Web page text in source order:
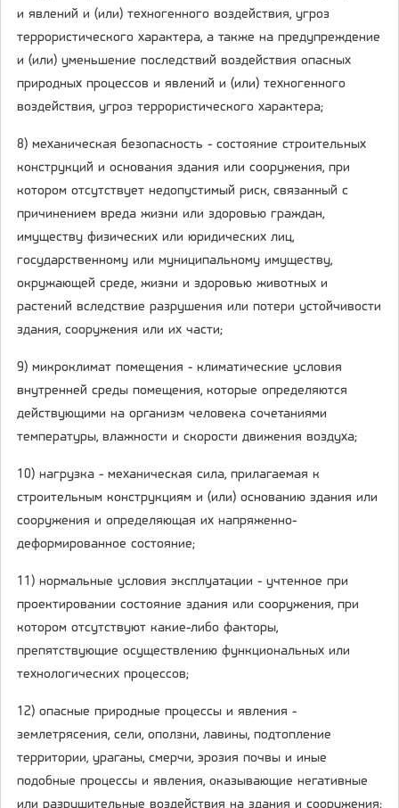
и явлений и (или) техногенного воздействия, угроз
террористического характера, а также на предупреждение
и (или) уменьшение последствий воздействия опасных
природных процессов и явлений и (или) техногенного
воздействия, угроз террористического характера;
8) механическая безопасность - состояние строительных
конструкций и основания здания или сооружения, при
котором отсутствует недопустимый риск, связанный с
причинением вреда жизни или здоровью граждан,
имуществу физических или юридических лиц,
государственному или муниципальному имуществу,
окружающей среде, жизни и здоровью животных и
растений вследствие разрушения или потери устойчивости
здания, сооружения или их части;
9) микроклимат помещения - климатические условия
внутренней среды помещения, которые определяются
действующими на организм человека сочетаниями
температуры, влажности и скорости движения воздуха;
10) нагрузка - механическая сила, прилагаемая к
строительным конструкциям и (или) основанию здания или
сооружения и определяющая их напряженно-
деформированное состояние;
11) нормальные условия эксплуатации - учтенное при
проектировании состояние здания или сооружения, при
котором отсутствуют какие-либо факторы,
препятствующие осуществлению функциональных или
технологических процессов;
12) опасные природные процессы и явления -
землетрясения, сели, оползни, лавины, подтопление
территории, ураганы, смерчи, эрозия почвы и иные
подобные процессы и явления, оказывающие негативные
или разрушительные воздействия на здания и сооружения;